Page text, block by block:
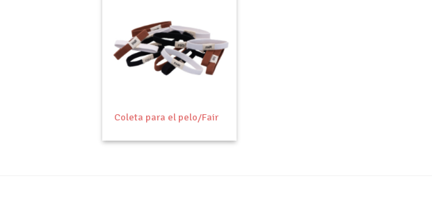
Añadir
a tu
lista de
deseos
Coleta para el pelo/Fair